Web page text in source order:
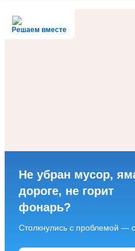
Решаем вместе
Не убран мусор,
дороге, не горит
фонарь?
Столкнулись с проблемой —